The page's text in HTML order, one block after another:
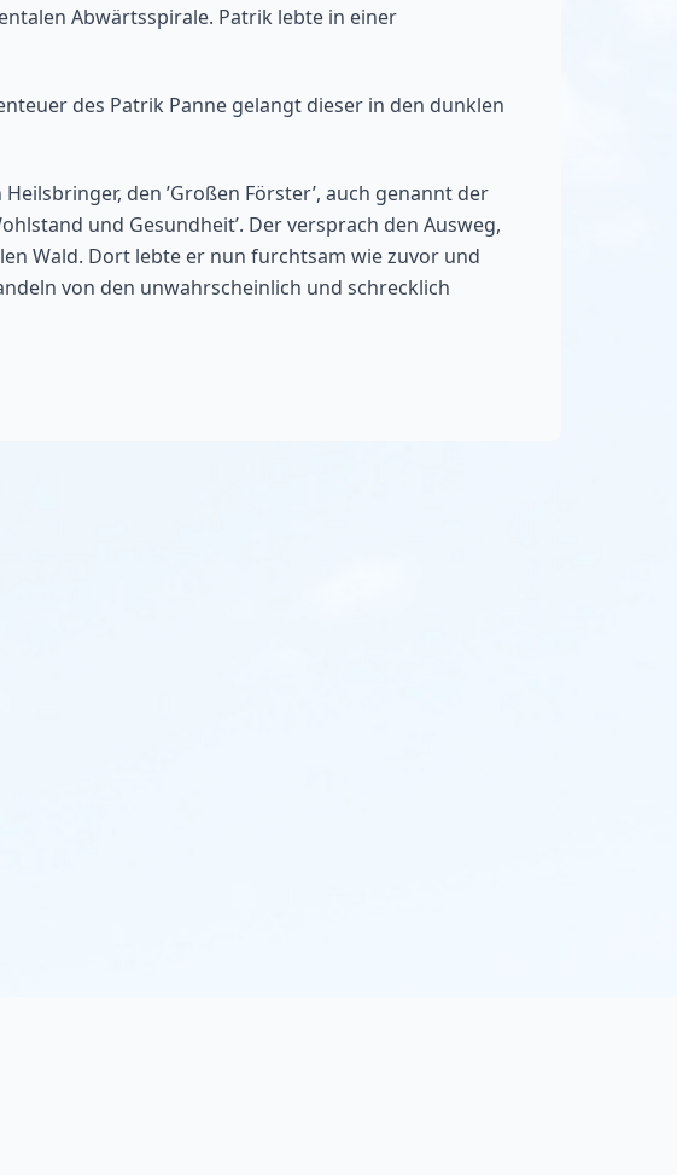
Abwärtsspirale. Patrik lebte in einer
des Patrik Panne gelangt dieser in den dunklen
den ’Großen Förster’, auch genannt der
und Gesundheit’. Der versprach den Ausweg,
Wald. Dort lebte er nun furchtsam wie zuvor und
von den unwahrscheinlich und schrecklich